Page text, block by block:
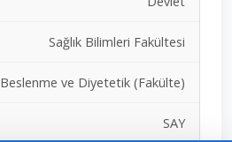
Sağlık Bilimleri Fakültesi
Beslenme ve Diyetetik (Fakülte)
SAY